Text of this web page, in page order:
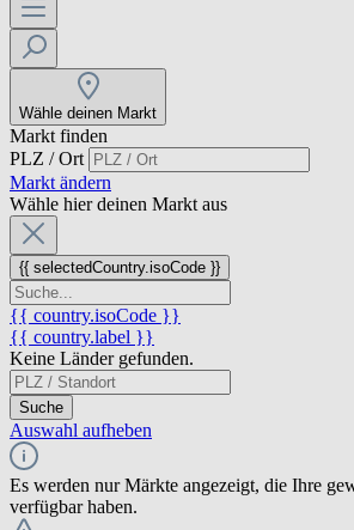
Wähle deinen Markt
Markt finden
PLZ / Ort
Markt ändern
Wähle hier deinen Markt aus
{{ selectedCountry.isoCode }}
{{ country.isoCode }}
{{ country.label }}
Keine Länder gefunden.
Suche
Auswahl aufheben
Es werden nur Märkte angezeigt, die Ihre
verfügbar haben.